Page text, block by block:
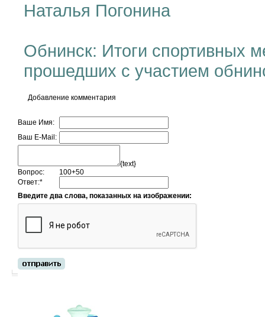
Наталья Погонина
Обнинск: Итоги спортивных
прошедших с участием
Добавление комментария
Ваше Имя:
Ваш E-Mail:
{text}
Вопрос:
100+50
Ответ:*
Введите два слова, показанных на изображении: